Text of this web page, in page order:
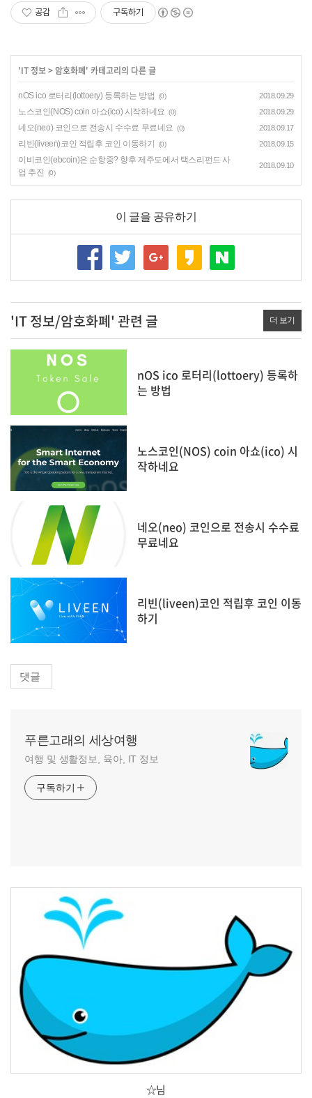
공감 구독하기
'IT 정보>암호화폐' 카테고리의 다른 글
nOS ico 로터리(lottoery) 등록하는 방법 (0) 2018.09.29
노스코인(NOS) coin 아쇼(ico) 시작하네요 (0) 2018.09.29
네오(neo) 코인으로 전송시 수수료 무료네요 (0) 2018.09.17
리빈(liveen)코인 적립후 코인 이동하기 (0) 2018.09.15
이비코인(ebcoin)은 순항중? 향후 제주도에서 택스리펀드 사
업 추진
(0)
2018.09.10
이 글을 공유하기
'IT 정보/암호화폐' 관련 글 더 보기
nOS ico 로터리(lottoery) 등록하
는 방법
노스코인(NOS) coin 아쇼(ico) 시
작하네요
네오(neo) 코인으로 전송시 수수료
무료네요
리빈(liveen)코인 적립후 코인 이동
하기
댓글
푸른고래의 세상여행
여행 및 생활정보, 육아, IT 정보
구독하기
☆님